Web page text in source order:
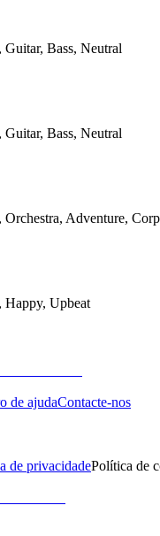
Guitar, Bass, Neutral
Guitar, Bass, Neutral
Orchestra, Adventure,
Happy, Upbeat
de ajudaContacte-nos
de privacidadePolítica de